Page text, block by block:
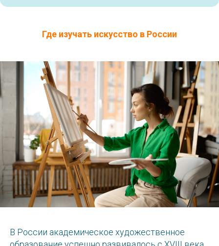
Где изучать искусство в России
В России академическое художественное